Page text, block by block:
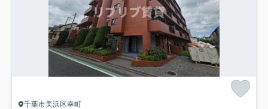
千葉市美浜区幸町